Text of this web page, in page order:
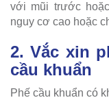
với mũi trước
nguy cơ cao hoặc
2. Vắc xin
cầu khuẩn
Phế cầu khuẩn có